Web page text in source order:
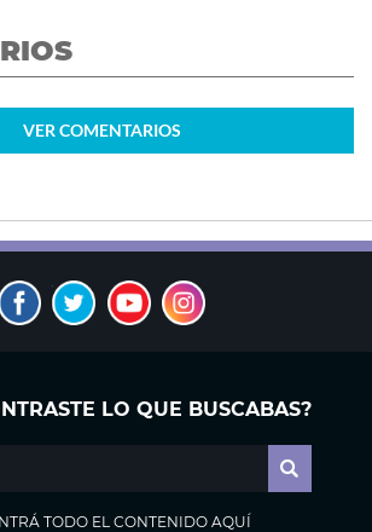
VER COMENTARIOS
LO QUE BUSCABAS?
TODO EL CONTENIDO AQUÍ